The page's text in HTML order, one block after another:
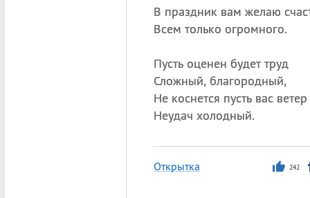
В праздник вам желаю
Всем только огромного.
Пусть оценен будет труд
Сложный, благородный,
Не коснется пусть вас ветер
Неудач холодный.
Открытка 242